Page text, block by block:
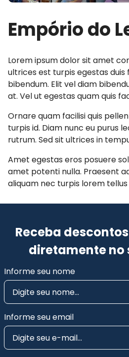
Empório do
Lorem ipsum dolor sit amet
ultrices est turpis egestas
bibendum. Elit vel diam
at. Vel ut egestas quam quis
Ornare quam facilisi quis
turpis id. Diam nunc eu purus
rutrum. Sed sit ultrices in
Amet egestas eros posuere
amet potenti nulla. Praesent
aliquam nec turpis lorem tellus
Receba
diretamente no
Informe seu nome
Informe seu email